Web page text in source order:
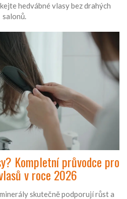
hedvábné vlasy bez drahých
salonů.
Kompletní průvodce pro
v roce 2026
skutečně podporují růst a